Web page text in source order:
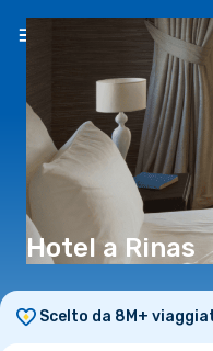
Hotel a Rinas
Scelto da 8M+